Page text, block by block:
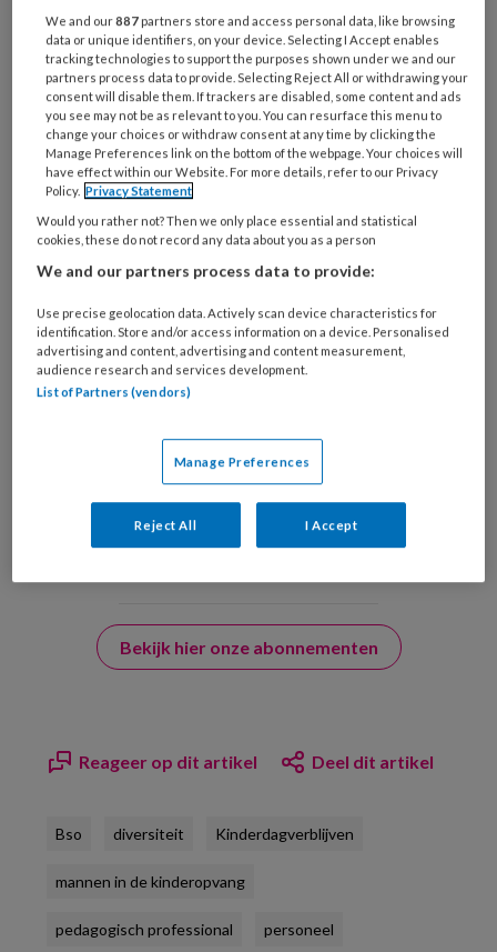
organisatie
werk
je?
Untitled
Ontvang 2x per week de
KinderopvangTotaal nieuwsbrief
Ontvang iedere zondag het
Management Kinderopvang
Weekoverzicht
Ja, ik geef toestemming voor e-mails
van KinderopvangTotaal en
Springer Media B.V.
?
Uw bovenstaande gegevens kunnen worden toegevoegd aan
Bekijk hier onze abonnementen
Reageer op dit artikel Deel dit artikel
Bso diversiteit Kinderdagverblijven
mannen in de kinderopvang
pedagogisch professional personeel
We and our887 partners store and access personal data, like browsing
data or unique identifiers, on your device. Selecting I Accept enables
tracking technologies to support the purposes shown under we and our
partners process data to provide. Selecting Reject All or withdrawing your
consent will disable them. If trackers are disabled, some content and ads
you see may not be as relevant to you. You can resurface this menu to
change your choices or withdraw consent at any time by clicking the
Manage Preferences link on the bottom of the webpage. Your choices will
have effect within our Website. For more details, refer to our Privacy
Policy. Privacy Statement
Would you rather not? Then we only place essential and statistical
cookies, these do not record any data about you as a person
We and our partners process data to provide:
Use precise geolocation data. Actively scan device characteristics for
identification. Store and/or access information on a device. Personalised
advertising and content, advertising and content measurement,
audience research and services development.
List of Partners (vendors)
Manage Preferences
Reject All I Accept